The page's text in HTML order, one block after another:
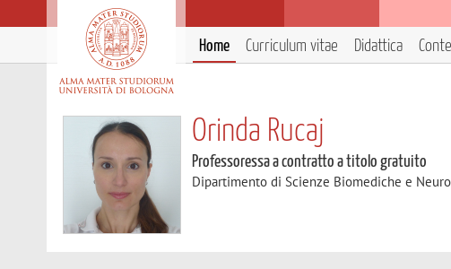
Home Curriculum vitae Didattica
Orinda Rucaj
Professoressa a contratto a titolo gratuito
Dipartimento di Scienze Biomediche e